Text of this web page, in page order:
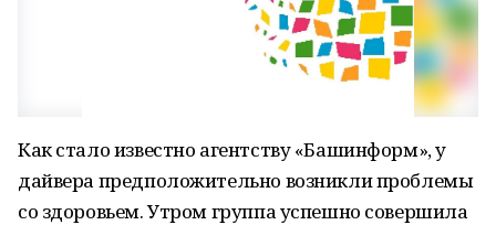
Как стало известно агентству «Башинформ», у
дайвера предположительно возникли проблемы
со здоровьем. Утром группа успешно совершила